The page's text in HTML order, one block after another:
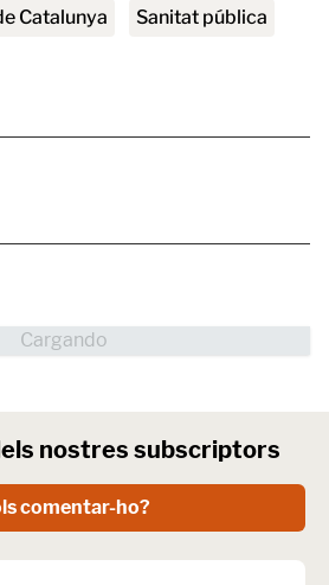
Catalunya sanitat pública
nostres subscriptors
comentar-ho?